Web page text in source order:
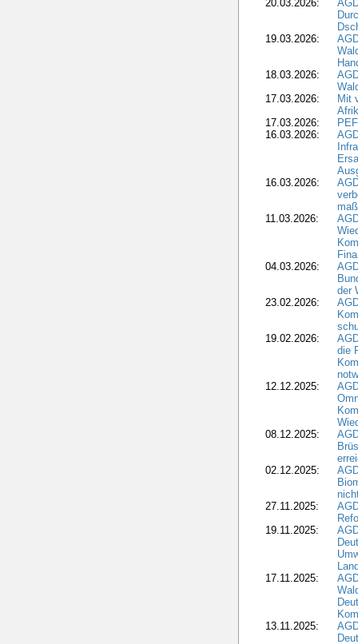
20.03.2026:
19.03.2026:
18.03.2026:
17.03.2026:
Mit
17.03.2026:
16.03.2026:
16.03.2026:
11.03.2026:
04.03.2026:
der
23.02.2026:
19.02.2026:
die
12.12.2025:
08.12.2025:
02.12.2025:
27.11.2025:
19.11.2025:
17.11.2025:
13.11.2025: